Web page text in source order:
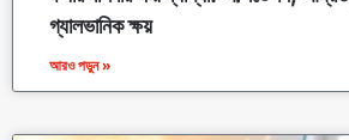
গ্যালভানিক ক্ষয়
আরও পড়ুন »